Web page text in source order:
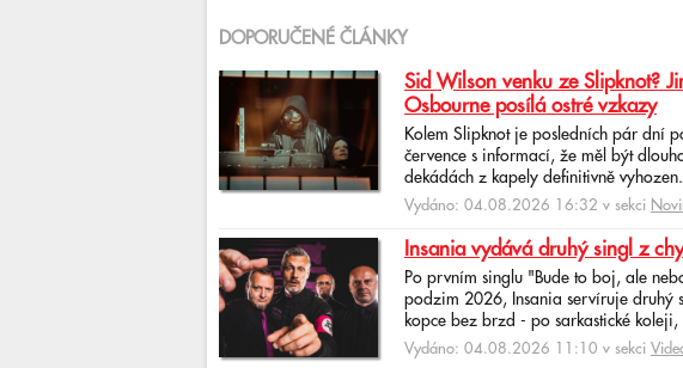
DOPORUČENÉ ČLÁNKY
Sid Wilson venku ze Slipknot?
Osbourne posílá ostré vzkazy
Kolem Slipknot je posledních pár dní
července s informací, že měl být
dekádách z kapely definitivně
Vydáno: 04.08.2026 16:32 v sekci
Insania vydává druhý singl z
Po prvním singlu "Bude to boj, ale
podzim 2026, Insania servíruje druhý
kopce bez brzd - po sarkastické koleji,
Vydáno: 04.08.2026 11:10 v sekci